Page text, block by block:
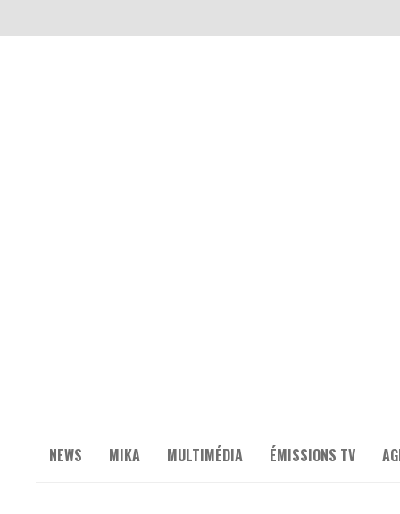
NEWS MIKA MULTIMÉDIA ÉMISSIONS TV